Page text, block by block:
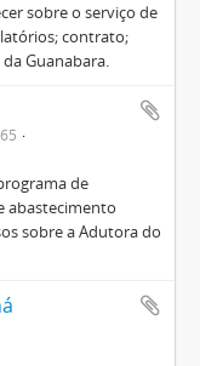
sobre o serviço de
contrato;
Guanabara.
de
abastecimento
sobre a Adutora do